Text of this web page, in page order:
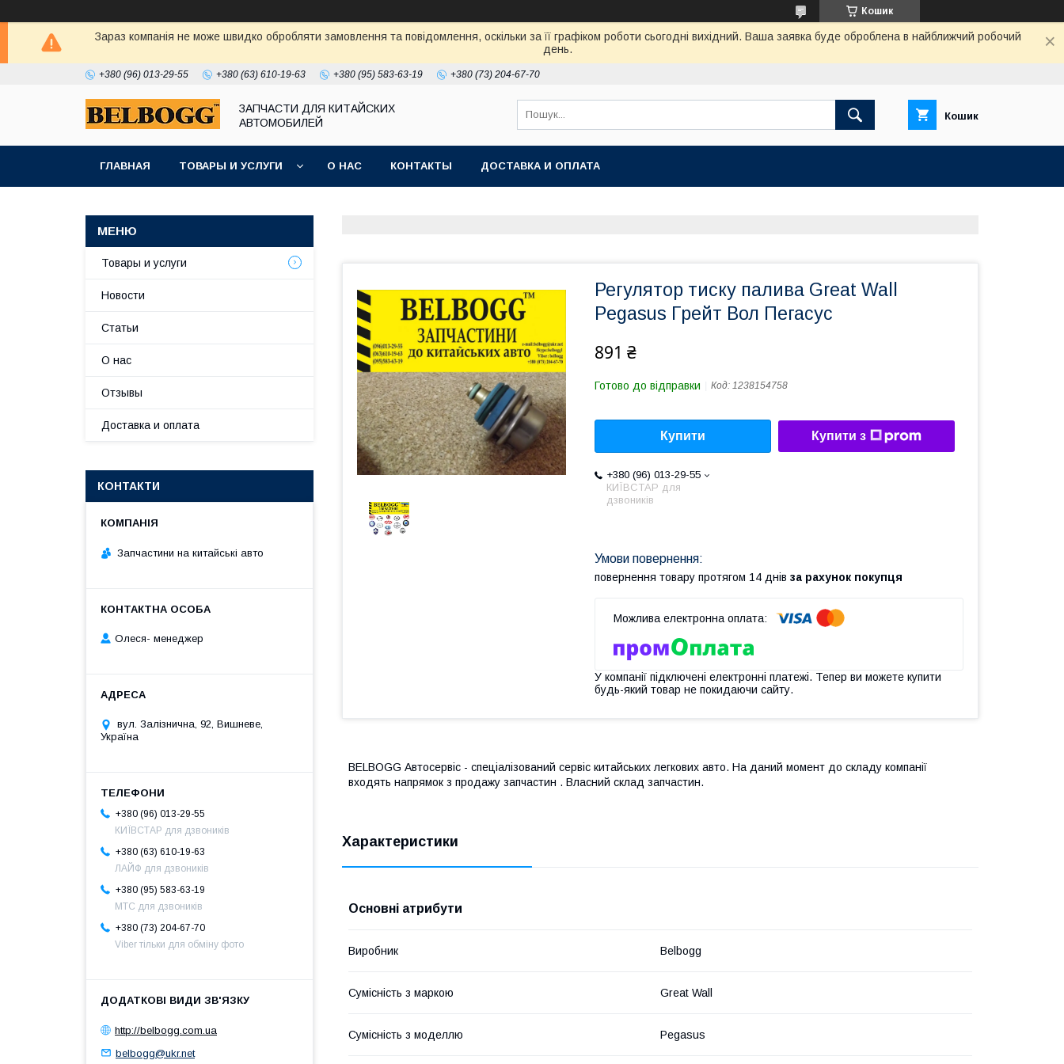
Кошик
Зараз компанія не може швидко обробляти замовлення та повідомлення, оскільки за її графіком роботи сьогодні вихідний. Ваша заявка буде оброблена в найближчий робочий
день.
+380 (96) 013-29-55 +380 (63) 610-19-63 +380 (95) 583-63-19 +380 (73) 204-67-70
ЗАПЧАСТИ ДЛЯ КИТАЙСКИХ
АВТОМОБИЛЕЙ
Кошик
ГЛАВНАЯ ТОВАРЫ И УСЛУГИ О НАС КОНТАКТЫ ДОСТАВКА И ОПЛАТА
Регулятор тиску палива Great Wall
Pegasus Грейт Вол Пегасус
891 ₴
Готово до відправки Код: 1238154758
Купити Купити з
+380 (96) 013-29-55
КИЇВСТАР для
дзвоників
повернення товару протягом 14 днів за рахунок покупця
У компанії підключені електронні платежі. Тепер ви можете купити
будь-який товар не покидаючи сайту.
BELBOGG Автосервіс - спеціалізований сервіс китайських легкових авто. На даний момент до складу компанії
входять напрямок з продажу запчастин . Власний склад запчастин.
Характеристики
Основні атрибути
Виробник Belbogg
Сумісність з маркою Great Wall
Сумісність з моделлю Pegasus
Товары и услуги
Новости
Статьи
О нас
Отзывы
Доставка и оплата
КОНТАКТИ
Запчастини на китайські авто
Олеся- менеджер
вул. Залізнична, 92, Вишневе,
Україна
+380 (96) 013-29-55
КИЇВСТАР для дзвоників
+380 (63) 610-19-63
ЛАЙФ для дзвоників
+380 (95) 583-63-19
МТС для дзвоників
+380 (73) 204-67-70
Viber тільки для обміну фото
http://belbogg.com.ua
belbogg@ukr.net